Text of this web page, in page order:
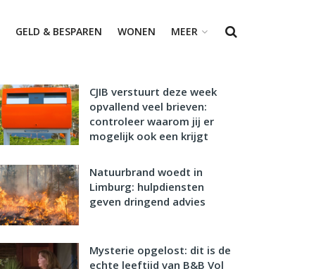
GELD & BESPAREN WONEN MEER
CJIB verstuurt deze week
opvallend veel brieven:
controleer waarom jij er
mogelijk ook een krijgt
Natuurbrand woedt in
Limburg: hulpdiensten
geven dringend advies
Mysterie opgelost: dit is de
echte leeftijd van B&B Vol